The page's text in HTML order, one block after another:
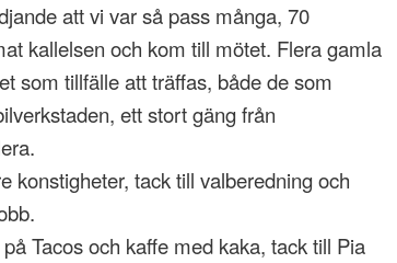
att vi var så pass många, 70
kallelsen och kom till mötet. Flera gamla
som tillfälle att träffas, både de som
ett stort gäng från
konstigheter, tack till valberedning och
Tacos och kaffe med kaka, tack till Pia